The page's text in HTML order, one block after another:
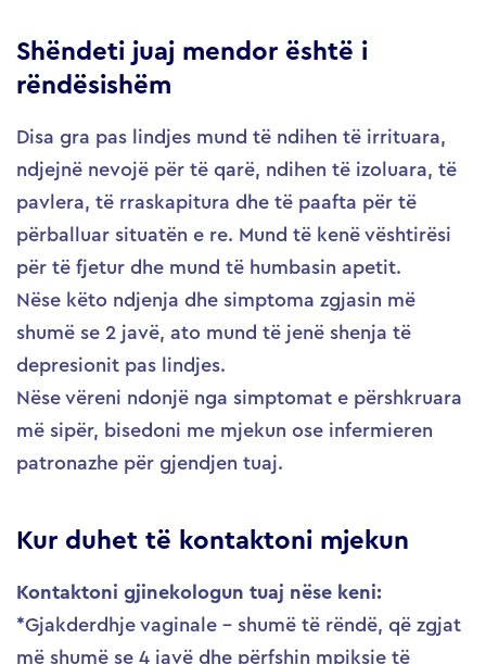
Shëndeti juaj mendor është i
rëndësishëm
Disa gra pas lindjes mund të ndihen të irrituara,
ndjejnë nevojë për të qarë, ndihen të izoluara, të
pavlera, të rraskapitura dhe të paafta për të
përballuar situatën e re. Mund të kenë vështirësi
për të fjetur dhe mund të humbasin apetit.
Nëse këto ndjenja dhe simptoma zgjasin më
shumë se 2 javë, ato mund të jenë shenja të
depresionit pas lindjes.
Nëse vëreni ndonjë nga simptomat e përshkruara
më sipër, bisedoni me mjekun ose infermieren
patronazhe për gjendjen tuaj.
Kur duhet të kontaktoni mjekun
Kontaktoni gjinekologun tuaj nëse keni:
*Gjakderdhje vaginale – shumë të rëndë, që zgjat
më shumë se 4 javë dhe përfshin mpiksje të